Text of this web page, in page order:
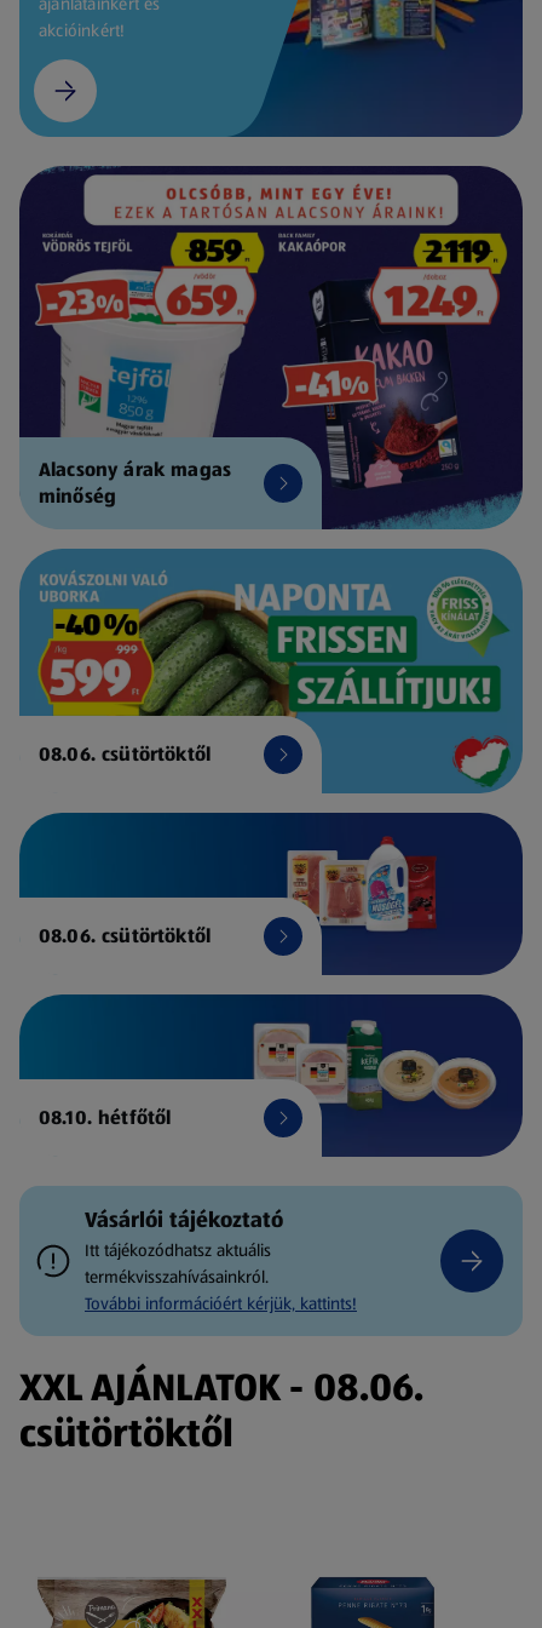
akcióinkért!
Alacsony árak magas
minőség
08.06. csütörtöktől
08.06. csütörtöktől
08.10. hétfőtől
Vásárlói tájékoztató
Itt tájékozódhatsz aktuális
termékvisszahívásainkról.
További információért kérjük, kattints!
XXL AJÁNLATOK - 08.06.
csütörtöktől